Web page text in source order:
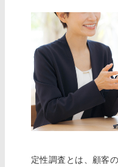
定性調査とは、顧客